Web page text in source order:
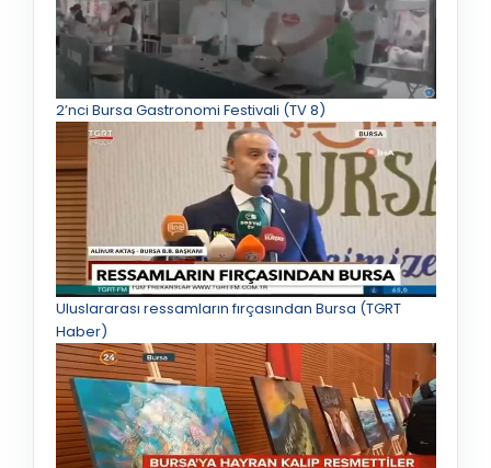
2’nci Bursa Gastronomi Festivali (TV 8)
Uluslararası ressamların fırçasından Bursa (TGRT
Haber)